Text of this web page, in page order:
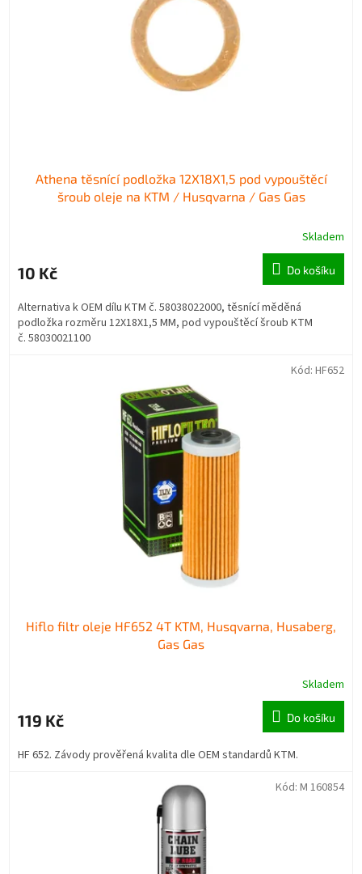
Athena těsnící podložka 12X18X1,5 pod vypouštěcí
šroub oleje na KTM / Husqvarna / Gas Gas
Skladem
10 Kč Do košíku
Alternativa k OEM dílu KTM č. 58038022000, těsnící měděná
podložka rozměru 12X18X1,5 MM, pod vypouštěcí šroub KTM
č. 58030021100
Hiflo filtr oleje HF652 4T KTM, Husqvarna, Husaberg,
Gas Gas
Skladem
119 Kč Do košíku
HF 652. Závody prověřená kvalita dle OEM standardů KTM.
Kód: HF652
Kód: M 160854